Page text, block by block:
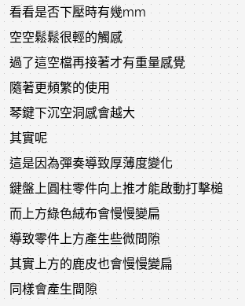
看看是否下壓時有幾mm
空空鬆鬆很輕的觸感
過了這空檔再接著才有重量感覺
隨著更頻繁的使用
琴鍵下沉空洞感會越大
其實呢
這是因為彈奏導致厚薄度變化
鍵盤上圓柱零件向上推才能啟動打擊槌
而上方綠色絨布會慢慢變扁
導致零件上方產生些微間隙
其實上方的鹿皮也會慢慢變扁
同樣會產生間隙